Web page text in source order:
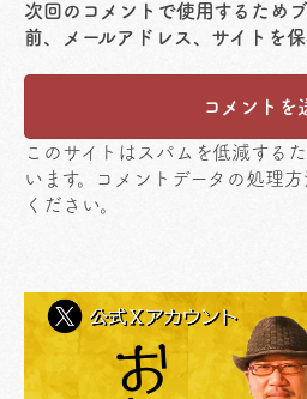
次回のコメントで使用するため
前、メールアドレス、サイトを保
このサイトはスパムを低減する
います。
コメントデータの処理
ください。